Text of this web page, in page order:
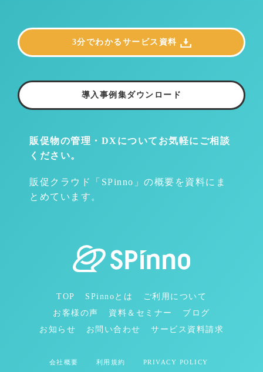
販促物の管理・DXについて お気軽にご相談
ください。
販促クラウド「SPinno」の概要を資料にま
とめています。
3分でわかるサービス資料
導入事例集ダウンロード
TOP SPinnoとは
ご利用について
お客様の声
資料＆セミナー
ブログ
お知らせ
お問い合わせ サービス資料請求
会社概要 利用規約 PRIVACY POLICY